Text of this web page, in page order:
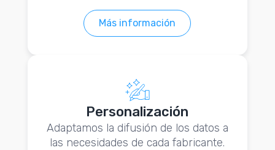
Más información
Personalización
Adaptamos la difusión de los datos a
las necesidades de cada fabricante.